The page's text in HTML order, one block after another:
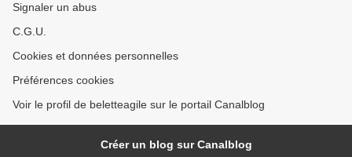
Signaler un abus
C.G.U.
Cookies et données personnelles
Préférences cookies
Voir le profil de beletteagile sur le portail Canalblog
Créer un blog sur Canalblog